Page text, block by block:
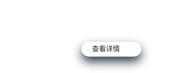
查看详情